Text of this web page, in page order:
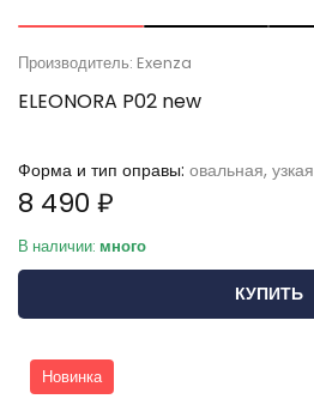
Производитель: Exenza
ELEONORA P02 new
Форма и тип оправы: овальная, узкая
8 490 ₽
В наличии: много
КУПИТЬ
Новинка